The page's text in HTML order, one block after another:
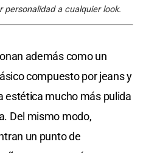
a cualquier look.
además como un
compuesto por jeans y
estética mucho más pulida
Del mismo modo,
un punto de